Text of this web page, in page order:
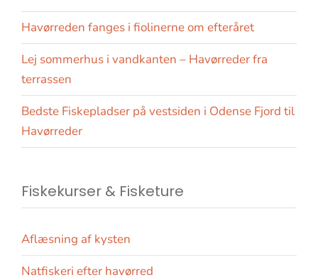
Havørreden fanges i fiolinerne om efteråret
Lej sommerhus i vandkanten – Havørreder fra
terrassen
Bedste Fiskepladser på vestsiden i Odense Fjord til
Havørreder
Fiskekurser & Fisketure
Aflæsning af kysten
Natfiskeri efter havørred